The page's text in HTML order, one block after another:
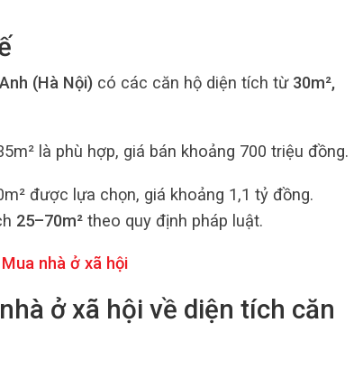
(Hà Nội) có các căn hộ diện tích từ 30m²,
là phù hợp, giá bán khoảng 700 triệu đồng.
được lựa chọn, giá khoảng 1,1 tỷ đồng.
25–70m²theo quy định pháp luật.
Mua nhà ở xã hội
ở xã hội về diện tích căn